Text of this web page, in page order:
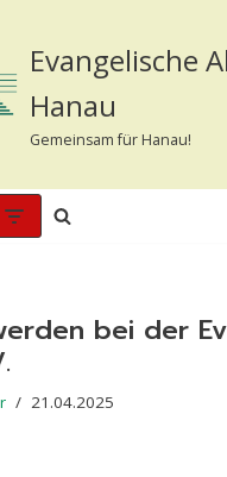
Evangelische
Hanau
Gemeinsam für Hanau!
bei der
21.04.2025